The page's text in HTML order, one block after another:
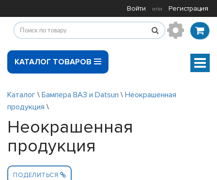
Войти или Регистрация
КАТАЛОГ ТОВАРОВ
Каталог \ Бампера ВАЗ и Datsun \ Неокрашенная
продукция \
Неокрашенная
продукция
ПОДЕЛИТЬСЯ